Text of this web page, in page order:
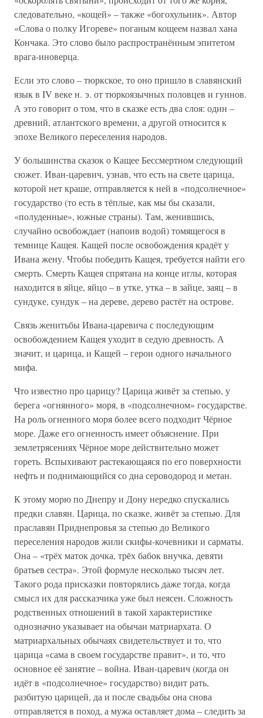
следовательно, «кощей» – также «богохульник». Автор
«Слова о полку Игореве» поганым кощеем назвал хана
Кончака. Это слово было распространённым эпитетом
врага-иноверца.
Если это слово – тюркское, то оно пришло в славянский
язык в IV веке н. э. от тюркоязычных половцев и гуннов.
А это говорит о том, что в сказке есть два слоя: один –
древний, атлантского времени, а другой относится к
эпохе Великого переселения народов.
У большинства сказок о Кащее Бессмертном следующий
сюжет. Иван-царевич, узнав, что есть на свете царица,
которой нет краше, отправляется к ней в «подсолнечное»
государство (то есть в тёплые, как мы бы сказали,
«полуденные», южные страны). Там, женившись,
случайно освобождает (напоив водой) томящегося в
темнице Кащея. Кащей после освобождения крадёт у
Ивана жену. Чтобы победить Кащея, требуется найти его
смерть. Смерть Кащея спрятана на конце иглы, которая
находится в яйце, яйцо – в утке, утка – в зайце, заяц – в
сундуке, сундук – на дереве, дерево растёт на острове.
Связь женитьбы Ивана-царевича с последующим
освобождением Кащея уходит в седую древность. А
значит, и царица, и Кащей – герои одного начального
мифа.
Что известно про царицу? Царица живёт за степью, у
берега «огнянного» моря, в «подсолнечном» государстве.
На роль огненного моря более всего подходит Чёрное
море. Даже его огненность имеет объяснение. При
землетрясениях Чёрное море действительно может
гореть. Вспыхивают растекающаяся по его поверхности
нефть и поднимающийся со дна сероводород и метан.
К этому морю по Днепру и Дону нередко спускались
предки славян. Царица, по сказке, живёт за степью. Для
праславян Приднепровья за степью до Великого
переселения народов жили скифы-кочевники и сарматы.
Она – «трёх маток дочка, трёх бабок внучка, девяти
братьев сестра». Этой формуле несколько тысяч лет.
Такого рода присказки повторялись даже тогда, когда
смысл их для рассказчика уже был неясен. Сложность
родственных отношений в такой характеристике
однозначно указывает на обычаи матриархата. О
матриархальных обычаях свидетельствует и то, что
царица «сама в своем государстве правит», и то, что
основное её занятие – война. Иван-царевич (когда он
идёт в «подсолнечное» государство) видит рать,
разбитую царицей, да и после свадьбы она снова
отправляется в поход, а мужа оставляет дома – следить за